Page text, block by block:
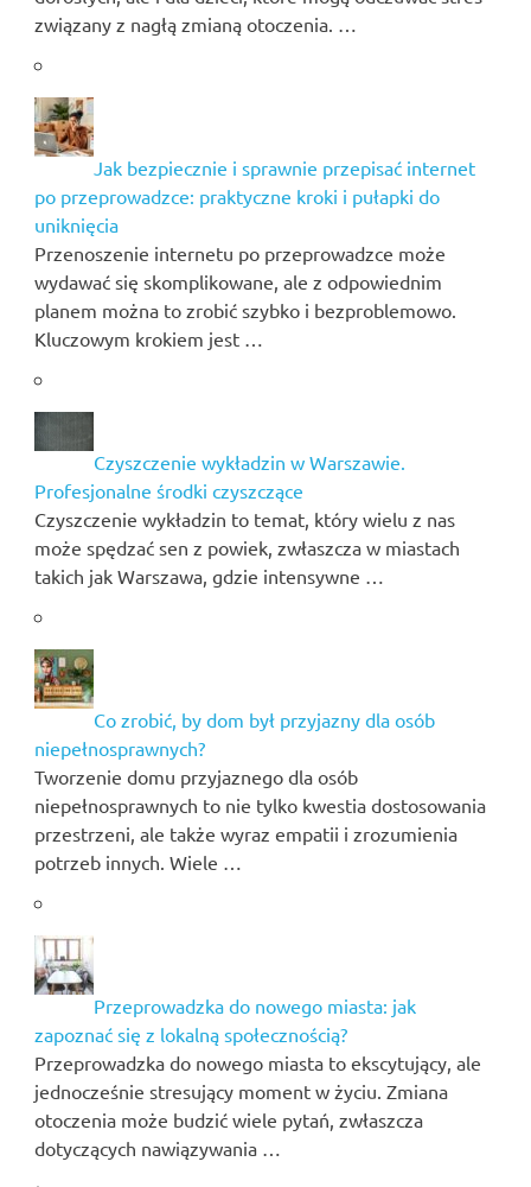
związany z nagłą zmianą otoczenia. …
Jak bezpiecznie i sprawnie przepisać internet
po przeprowadzce: praktyczne kroki i pułapki do
uniknięcia
Przenoszenie internetu po przeprowadzce może
wydawać się skomplikowane, ale z odpowiednim
planem można to zrobić szybko i bezproblemowo.
Kluczowym krokiem jest …
Czyszczenie wykładzin w Warszawie.
Profesjonalne środki czyszczące
Czyszczenie wykładzin to temat, który wielu z nas
może spędzać sen z powiek, zwłaszcza w miastach
takich jak Warszawa, gdzie intensywne …
Co zrobić, by dom był przyjazny dla osób
niepełnosprawnych?
Tworzenie domu przyjaznego dla osób
niepełnosprawnych to nie tylko kwestia dostosowania
przestrzeni, ale także wyraz empatii i zrozumienia
potrzeb innych. Wiele …
Przeprowadzka do nowego miasta: jak
zapoznać się z lokalną społecznością?
Przeprowadzka do nowego miasta to ekscytujący, ale
jednocześnie stresujący moment w życiu. Zmiana
otoczenia może budzić wiele pytań, zwłaszcza
dotyczących nawiązywania …